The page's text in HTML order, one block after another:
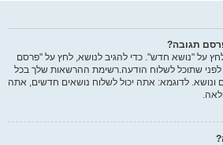
תגובה?
על "נושא חדש". כדי להגיב לנושא, לחץ על "פרסם
לפני שתוכל לשלוח הודעה.רשימת ההרשאות שלך בכל
ונושא. לדוגמא: אתה יכול לשלוח נושאים חדשים, אתה